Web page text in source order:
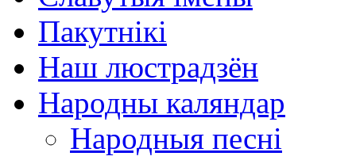
Пакутнікі
Наш люстрадзён
Народны каляндар
Народныя песні